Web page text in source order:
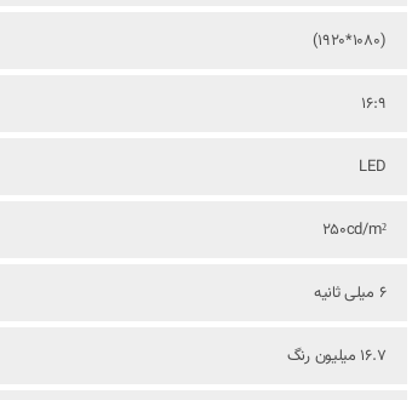
(1080*1920)
16:9
LED
250cd/m²
6 میلی ثانیه
16.7 میلیون رنگ